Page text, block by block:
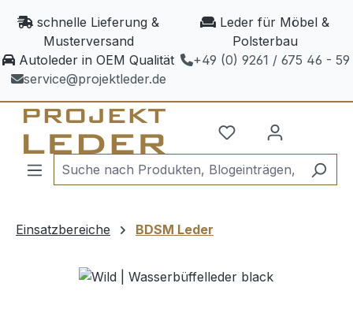
Zum Hauptinhalt springen
schnelle Lieferung &
Musterversand
Leder für Möbel &
Polsterbau
Autoleder in OEM Qualität
+49 (0) 9261 / 675 46 - 59
service@projektleder.de
Einsatzbereiche BDSM Leder
Bildergalerie überspringen